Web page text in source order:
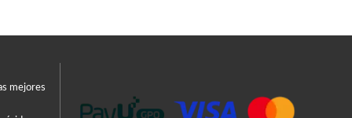
mejores